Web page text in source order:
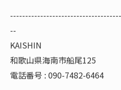
--
KAISHIN
和歌山県海南市船尾125
電話番号 : 090-7482-6464